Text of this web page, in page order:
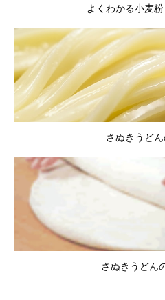
よくわかる小麦
さぬきうど
さぬきうどん